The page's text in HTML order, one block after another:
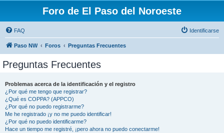
Foro de El Paso del Noroeste
FAQ Identificarse
Paso NW Foros Preguntas Frecuentes
Preguntas Frecuentes
Problemas acerca de la identificación y el registro
¿Por qué me tengo que registrar?
¿Qué es COPPA? (APPCO)
¿Por qué no puedo registrarme?
Me he registrado ¡y no me puedo identificar!
¿Por qué no puedo identificarme?
Hace un tiempo me registré, ¡pero ahora no puedo conectarme!